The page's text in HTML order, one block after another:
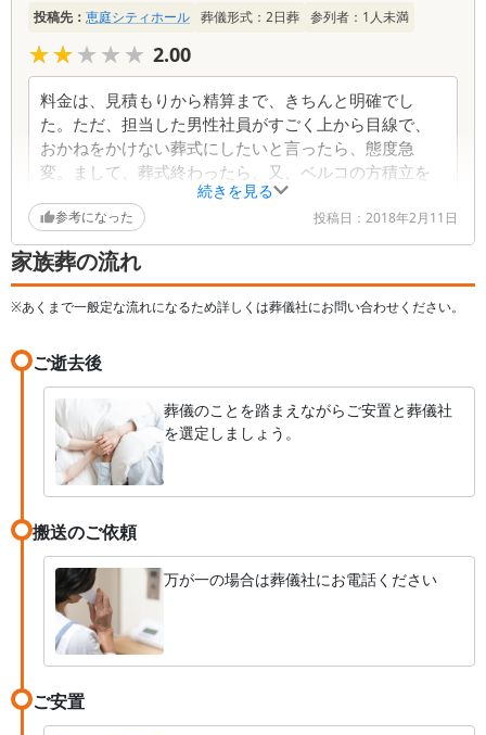
続きを見る
投稿先： 恵庭シティホール 葬儀形式： 2日葬 参列者： 1 人未満
★★★★★
★★★★★ 2.00
料金は、見積もりから精算まで、きちんと明確でし
た。ただ、担当した男性社員がすごく上から目線で、
おかねをかけない葬式にしたいと言ったら、態度急
変。まして、葬式終わったら、又、ベルコの方積立を
しないと、駄目だと言われて、断ると、貧乏人と言わ
れました。凄く不愉快な思いをした。
参考になった 投稿日： 2018年2月11日
家族葬の流れ
※あくまで一般定な流れになるため詳しくは葬儀社にお問い合わせください。
ご逝去後
葬儀のことを踏まえながらご安置と葬儀社
を選定しましょう。
搬送のご依頼
万が一の場合は葬儀社にお電話ください
ご安置